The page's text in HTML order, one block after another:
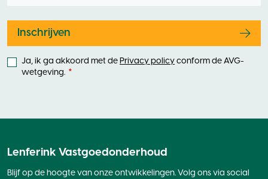
blank
Inschrijven
Ja, ik ga akkoord met de Privacy policy conform de AVG-
wetgeving.
Lenferink Vastgoedonderhoud
Blijf op de hoogte van onze ontwikkelingen. Volg ons via social